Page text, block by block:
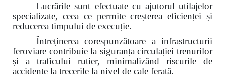
Lucrările sunt efectuate cu ajutorul utilajelor
specializate, ceea ce permite creșterea eficienței și
reducerea timpului de execuție.
Întreținerea corespunzătoare a infrastructurii
feroviare contribuie la siguranța circulației trenurilor
și a traficului rutier, minimalizând riscurile de
accidente la trecerile la nivel de cale ferată.